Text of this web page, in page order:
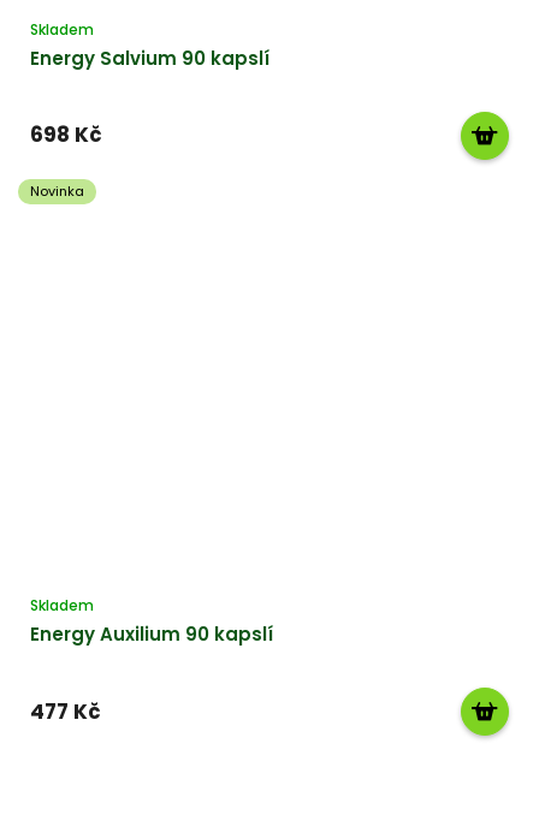
Energy Salvium 90 kapslí
Skladem
698 Kč
Novinka
Energy Auxilium 90 kapslí
Skladem
477 Kč